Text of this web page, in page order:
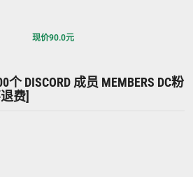
现价90.0元
个 DISCORD 成员 MEMBERS DC粉
费]